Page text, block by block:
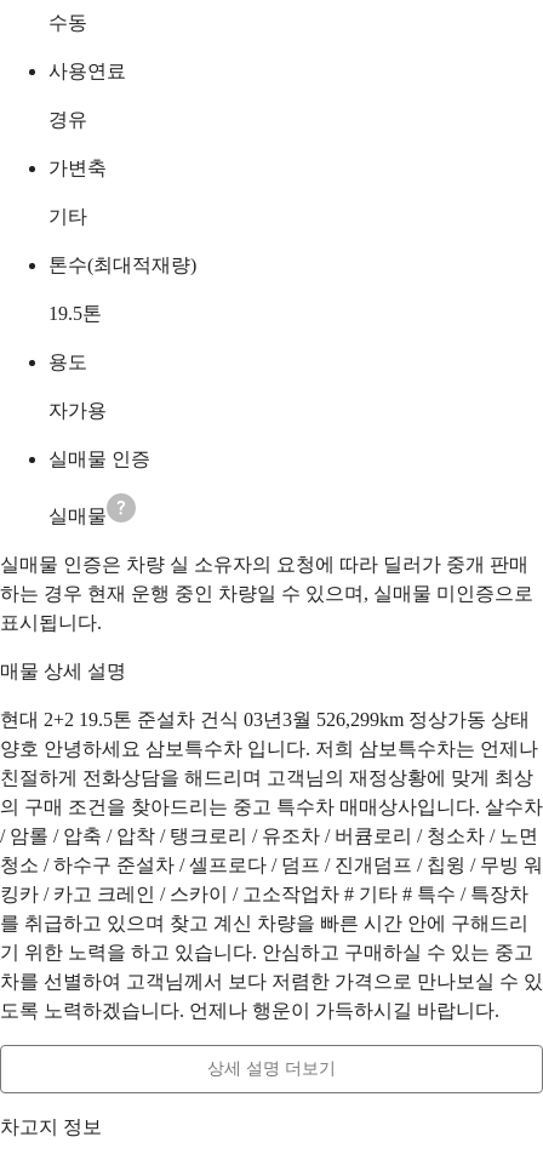
수동
사용연료
경유
가변축
기타
톤수(최대적재량)
19.5톤
용도
자가용
실매물 인증
실매물
실매물 인증은 차량 실 소유자의 요청에 따라 딜러가 중개 판매
하는 경우 현재 운행 중인 차량일 수 있으며, 실매물 미인증으로
표시됩니다.
매물 상세 설명
현대 2+2 19.5톤 준설차 건식 03년3월 526,299km 정상가동 상태
양호 안녕하세요 삼보특수차 입니다. 저희 삼보특수차는 언제나
친절하게 전화상담을 해드리며 고객님의 재정상황에 맞게 최상
의 구매 조건을 찾아드리는 중고 특수차 매매상사입니다. 살수차
/ 암롤 / 압축 / 압착 / 탱크로리 / 유조차 / 버큠로리 / 청소차 / 노면
청소 / 하수구 준설차 / 셀프로다 / 덤프 / 진개덤프 / 칩윙 / 무빙 워
킹카 / 카고 크레인 / 스카이 / 고소작업차 # 기타 # 특수 / 특장차
를 취급하고 있으며 찾고 계신 차량을 빠른 시간 안에 구해드리
기 위한 노력을 하고 있습니다. 안심하고 구매하실 수 있는 중고
차를 선별하여 고객님께서 보다 저렴한 가격으로 만나보실 수 있
도록 노력하겠습니다. 언제나 행운이 가득하시길 바랍니다.
상세 설명 더보기
차고지 정보